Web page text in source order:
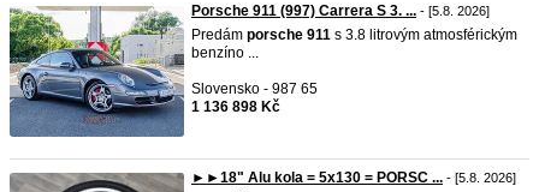
Porsche 911 (997) Carrera S 3. ... - [5.8. 2026]
Predám porsche 911 s 3.8 litrovým atmosférickým
benzíno ...
Slovensko - 987 65
1 136 898 Kč
►►18" Alu kola = 5x130 = PORSC ... - [5.8. 2026]